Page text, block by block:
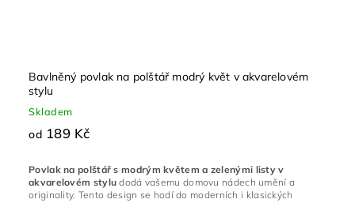
Bavlněný povlak na polštář modrý květ v akvarelovém
stylu
Skladem
od 189 Kč
Povlak na polštář s modrým květem a zelenými listy v
akvarelovém stylu dodá vašemu domovu nádech umění a
originality. Tento design se hodí do moderních i klasických